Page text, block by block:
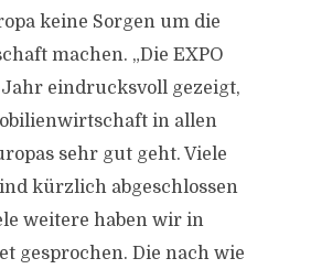
keine Sorgen um die
machen. „Die EXPO
Jahr eindrucksvoll gezeigt,
in allen
sehr gut geht. Viele
kürzlich abgeschlossen
weitere haben wir in
gesprochen. Die nach wie